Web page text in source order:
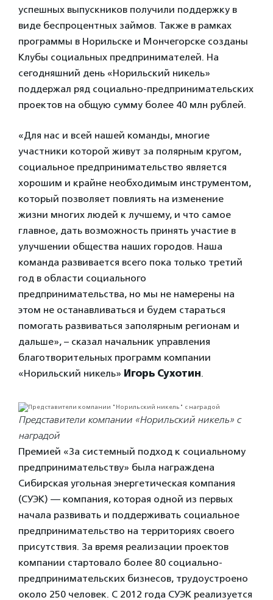
успешных выпускников получили поддержку в
виде беспроцентных займов. Также в рамках
программы в Норильске и Мончегорске созданы
Клубы социальных предпринимателей. На
сегодняшний день «Норильский никель»
поддержал ряд социально-предпринимательских
проектов на общую сумму более 40 млн рублей.
«Для нас и всей нашей команды, многие
участники которой живут за полярным кругом,
социальное предпринимательство является
хорошим и крайне необходимым инструментом,
который позволяет повлиять на изменение
жизни многих людей к лучшему, и что самое
главное, дать возможность принять участие в
улучшении общества наших городов. Наша
команда развивается всего пока только третий
год в области социального
предпринимательства, но мы не намерены на
этом не останавливаться и будем стараться
помогать развиваться заполярным регионам и
дальше», – сказал начальник управления
благотворительных программ компании
«Норильский никель» Игорь Сухотин.
Представители компании «Норильский никель» с
наградой
Премией «За системный подход к социальному
предпринимательству» была награждена
Сибирская угольная энергетическая компания
(СУЭК) — компания, которая одной из первых
начала развивать и поддерживать социальное
предпринимательство на территориях своего
присутствия. За время реализации проектов
компании стартовало более 80 социально-
предпринимательских бизнесов, трудоустроено
около 250 человек. С 2012 года СУЭК реализуется